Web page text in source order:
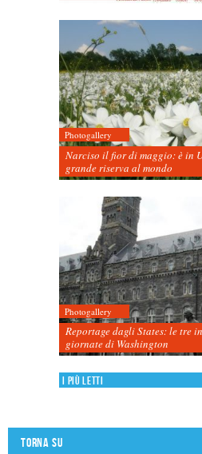
Photogallery
Narciso il fior di maggio: è in
grande riserva al mondo
Photogallery
Reportage dagli States: le tre
giornate di Washington
I più letti
Torna su